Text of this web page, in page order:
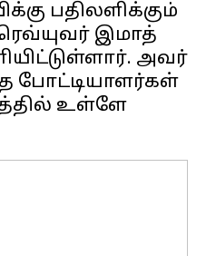
பதிலளிக்கும்
இமாத்
அவர்
போட்டியாளர்கள்
உள்ளே